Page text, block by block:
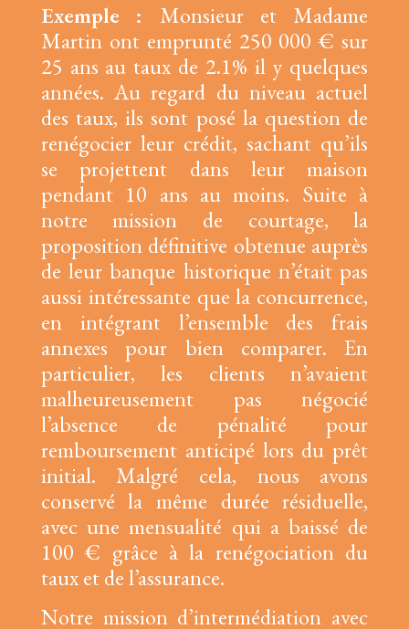
Exemple : Monsieur et Madame
Martin ont emprunté 250 000 € sur
25 ans au taux de 2.1% il y quelques
années. Au regard du niveau actuel
des taux, ils sont posé la question de
renégocier leur crédit, sachant qu’ils
se projettent dans leur maison
pendant 10 ans au moins. Suite à
notre mission de courtage, la
proposition définitive obtenue auprès
de leur banque historique n’était pas
aussi intéressante que la concurrence,
en intégrant l’ensemble des frais
annexes pour bien comparer. En
particulier, les clients n’avaient
malheureusement pas négocié
l’absence de pénalité pour
remboursement anticipé lors du prêt
initial. Malgré cela, nous avons
conservé la même durée résiduelle,
avec une mensualité qui a baissé de
100 € grâce à la renégociation du
taux et de l’assurance.
Notre mission d’intermédiation avec